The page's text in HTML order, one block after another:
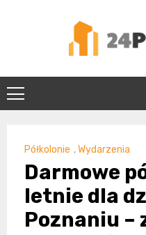
Półkolonie ,Wydarzenia
Darmowe
letnie dla
Poznaniu –